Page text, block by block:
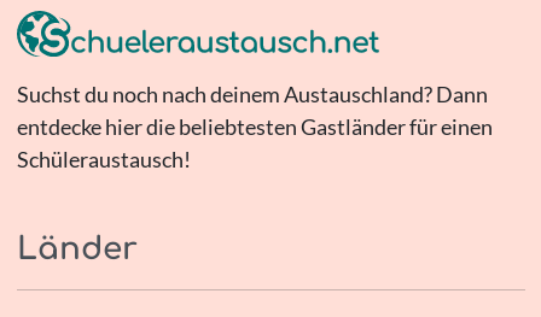
Suchst du noch nach deinem Austauschland? Dann
entdecke hier die beliebtesten Gastländer für einen
Schüleraustausch!
Länder